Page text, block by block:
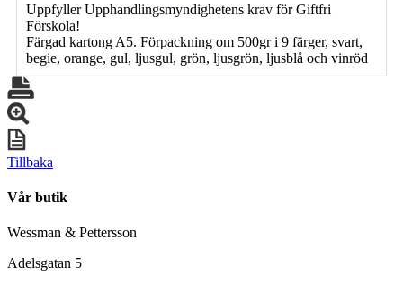
Uppfyller Upphandlingsmyndighetens krav för Giftfri
Förskola!
Färgad kartong A5. Förpackning om 500gr i 9 färger, svart,
begie, orange, gul, ljusgul, grön, ljusgrön, ljusblå och vinröd
Tillbaka
Vår butik
Wessman & Pettersson
Adelsgatan 5